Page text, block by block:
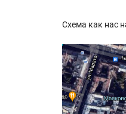
Схема как нас